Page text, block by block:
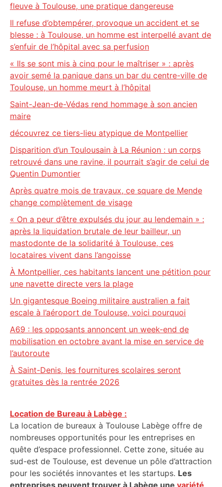
fleuve à Toulouse, une pratique dangereuse
Il refuse d’obtempérer, provoque un accident et se
blesse : à Toulouse, un homme est interpellé avant de
s’enfuir de l’hôpital avec sa perfusion
« Ils se sont mis à cinq pour le maîtriser » : après
avoir semé la panique dans un bar du centre-ville de
Toulouse, un homme meurt à l’hôpital
Saint-Jean-de-Védas rend hommage à son ancien
maire
découvrez ce tiers-lieu atypique de Montpellier
Disparition d’un Toulousain à La Réunion : un corps
retrouvé dans une ravine, il pourrait s’agir de celui de
Quentin Dumontier
Après quatre mois de travaux, ce square de Mende
change complètement de visage
« On a peur d’être expulsés du jour au lendemain » :
après la liquidation brutale de leur bailleur, un
mastodonte de la solidarité à Toulouse, ces
locataires vivent dans l’angoisse
À Montpellier, ces habitants lancent une pétition pour
une navette directe vers la plage
Un gigantesque Boeing militaire australien a fait
escale à l’aéroport de Toulouse, voici pourquoi
A69 : les opposants annoncent un week-end de
mobilisation en octobre avant la mise en service de
l’autoroute
À Saint-Denis, les fournitures scolaires seront
gratuites dès la rentrée 2026
Location de Bureau à Labège :
La location de bureaux à Toulouse Labège offre de
nombreuses opportunités pour les entreprises en
quête d’espace professionnel. Cette zone, située au
sud-est de Toulouse, est devenue un pôle d’attraction
pour les sociétés innovantes et les startups. Les
entreprises peuvent trouver à Labège une variété